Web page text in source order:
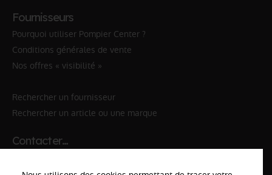
Fournisseurs
Pourquoi utiliser Pompier Center ?
Conditions générales de vente
Nos offres « visibilité »
Rechercher un fournisseur
Rechercher un article ou une marque
Contacter…